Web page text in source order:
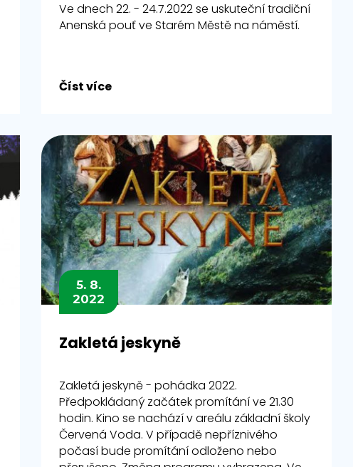
Ve dnech 22. - 24.7.2022 se uskuteční tradiční
Anenská pouť ve Starém Městě na náměstí.
Číst více
5. 8.
2022
Zakletá jeskyně
Zakletá jeskyně - pohádka 2022.
Předpokládaný začátek promítání ve 21.30
hodin. Kino se nachází v areálu základní školy
Červená Voda. V případě nepříznivého
počasí bude promítání odloženo nebo